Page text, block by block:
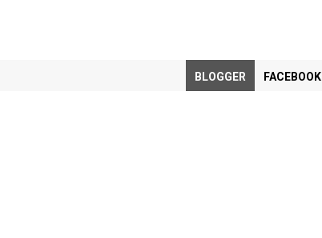
BLOGGER FACEBOOK